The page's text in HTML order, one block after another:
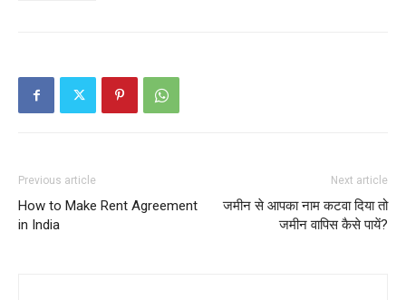
Previous article
How to Make Rent Agreement
in India
Next article
जमीन से आपका नाम कटवा दिया तो
जमीन वापिस कैसे पायें?